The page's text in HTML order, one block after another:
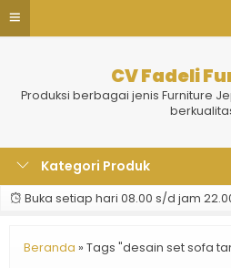
CV Fadeli
Produksi berbagai jenis Furniture
Kategori Produk
Buka setiap hari 08.00 s/d jam
Beranda » Tags "desain set sofa